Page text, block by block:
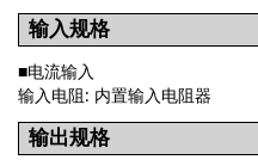
输入规格
■电流输入
输入电阻: 内置输入电阻器
输出规格